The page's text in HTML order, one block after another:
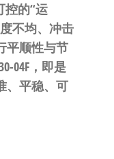
控的“运
不均、冲击
平顺性与节
04F，即是
、平稳、可